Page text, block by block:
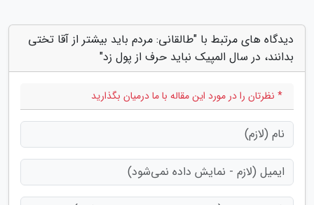
دیدگاه های مرتبط با "طالقانی: مردم باید بیشتر از آقا تختی
بدانند، در سال المپیک نباید حرف از پول زد"
* نظرتان را در مورد این مقاله با ما درمیان بگذارید